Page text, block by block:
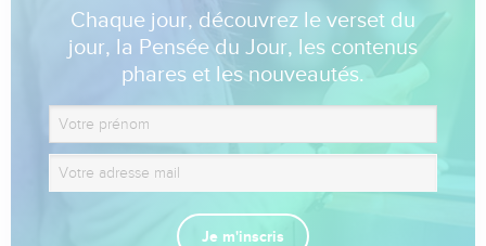
Chaque jour, découvrez le verset du
jour, la Pensée du Jour, les contenus
phares et les nouveautés.
Je m'inscris